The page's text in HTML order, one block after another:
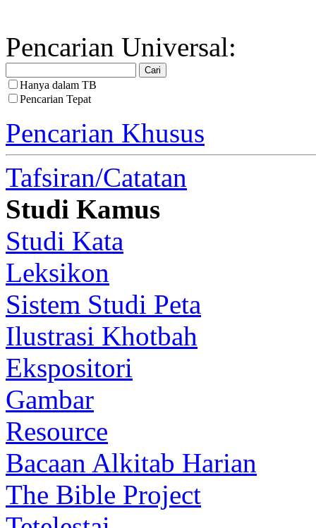
Pencarian Universal:
Hanya dalam TB
Pencarian Tepat
Pencarian Khusus
Tafsiran/Catatan
Studi Kamus
Studi Kata
Leksikon
Sistem Studi Peta
Ilustrasi Khotbah
Ekspositori
Gambar
Resource
Bacaan Alkitab Harian
The Bible Project